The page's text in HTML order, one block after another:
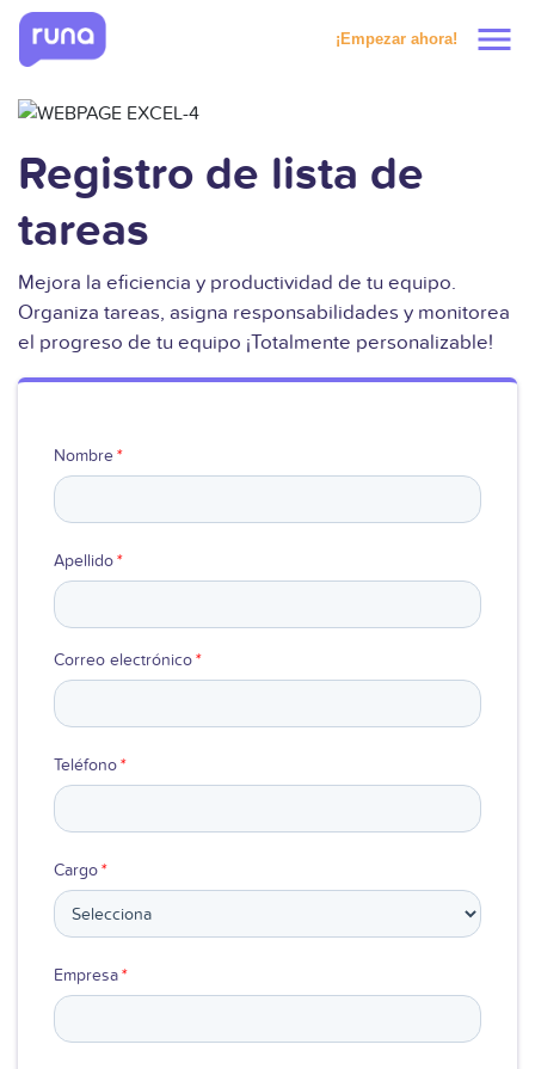
¡Empezar ahora! menu
Productos
Soluciones
Clientes
Ver video
Registro de lista de
tareas
Mejora la eficiencia y productividad de tu equipo.
Organiza tareas, asigna responsabilidades y monitorea
el progreso de tu equipo ¡Totalmente personalizable!
Nombre*
Apellido*
Correo electrónico*
Teléfono*
Cargo*
Empresa*